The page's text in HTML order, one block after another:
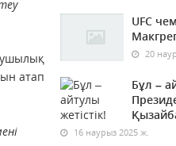
атап
энергиясын
жылдар бойы
Бүгін қай қалада
нашарлайды
UFC
20
Бұл –
16 наурыз 2025 ж.